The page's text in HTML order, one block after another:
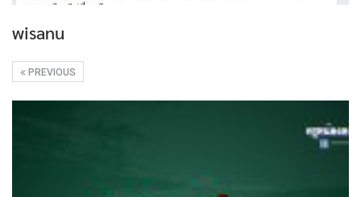
wisanu
PREVIOUS